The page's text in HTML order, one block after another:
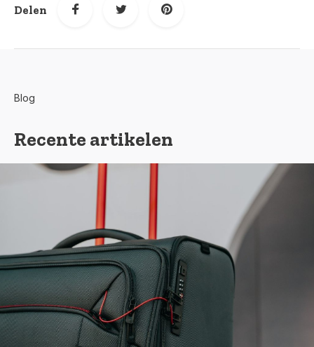
Delen
Blog
Recente artikelen